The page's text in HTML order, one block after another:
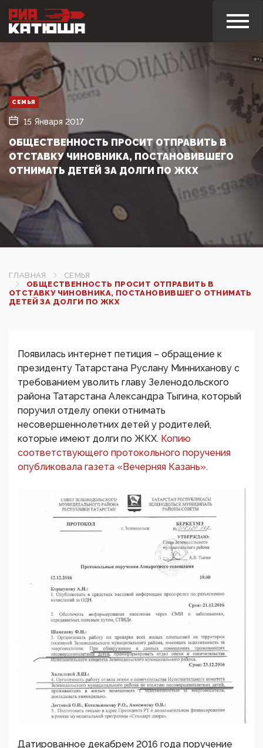
СЕМЬЯ
15 Января 2017
ОБЩЕСТВЕННОСТЬ ПРОСИТ ОТПРАВИТЬ В
ОТСТАВКУ ЧИНОВНИКА, ПОСТАНОВИВШЕГО
ОТНИМАТЬ ДЕТЕЙ ЗА ДОЛГИ ПО ЖКХ
ГЛАВНАЯ
СЕМЬЯ
ОБЩЕСТВЕННОСТЬ ПРОСИТ ОТПРАВИТЬ В
ОТСТАВКУ ЧИНОВНИКА, ПОСТАНОВИВШЕГО ОТНИМАТЬ
ДЕТЕЙ ЗА ДОЛГИ ПО ЖКХ
Появилась интернет петиция – обращение к
президенту Татарстана Руслану Минниханову с
требованием уволить главу Зеленодольского
района Татарстана Александра Тыгина, который
поручил отделу опеки отнимать
несовершеннолетних детей у родителей,
которые имеют долги по ЖКХ. Копию
соответствующего протокольного поручения
опубликовала газета «Вечерняя Казань».
Датированное декабрем 2016 года поручение